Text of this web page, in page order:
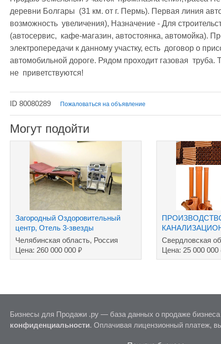
деревни Болгары  (31 км. от г. Пермь). Первая линия
возможность  увеличения), Назначение - Для
(автосервис,  кафе-магазин, автостоянка, автомойка).
электропередачи к данному участку, есть  договор о
автомобильной дороге. Рядом проходит газовая  труба.
не  приветствуются!
ID 80080289 Пожаловаться на объявление
Могут подойти
Загородный Оздоровительный
центр, Отель 3-звезды
Челябинская область, Россия
Цена: 260 000 000 ₽
Свердловская
Цена: 25 000 000
Бизнесы для Продажи .ру — база данных о продаже
конфиденциальности. Оплачивая лицензионный платеж,